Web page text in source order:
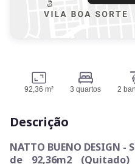
92,36 m² 3 quartos 2
Descrição
NATTO BUENO DESIGN -
de 92,36m2